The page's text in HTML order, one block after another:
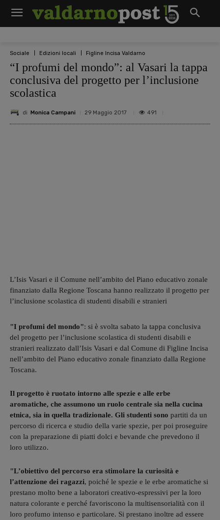
Sociale Edizioni locali Figline Incisa Valdarno
“I profumi del mondo”: al Vasari la tappa
conclusiva del progetto per l’inclusione
scolastica
di Monica Campani 29 Maggio 2017 491
L’Isis Vasari e il Comune nell’ambito del Piano educativo zonale
finanziato dalla Regione Toscana hanno realizzato il progetto per
l’inclusione scolastica di studenti disabili e stranieri
"I profumi del mondo": si è svolta sabato la tappa conclusiva
del progetto per l’inclusione scolastica di studenti disabili e
stranieri realizzato dall’Isis Vasari e dal Comune di Figline Incisa
nell’ambito del Piano educativo zonale finanziato dalla Regione
Toscana.
Il progetto è ruotato intorno alle spezie e alle erbe
aromatiche, che assumono un ruolo centrale sia nella cucina
etnica, sia in quella tradizionale. Gli studenti sono partiti da un
percorso di ricerca e studio della varie spezie, per poi proseguire
con la preparazione di piatti dolci e bevande che prevedono il
loro utilizzo.
"L’obiettivo del percorso era stimolare la curiosità e
l’attenzione dei ragazzi, poiché le spezie e le erbe aromatiche si
prestano molto bene a laboratori creativo-espressivi per la loro
natura colorante e perché favoriscono la multisensorialità con il
loro profumo intenso e particolare. Si prestano inoltre ad essere